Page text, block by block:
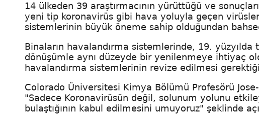
14 ülkeden 39 araştırmacının yürüttüğü ve
yeni tip koronavirüs gibi hava yoluyla geçen
sistemlerinin büyük öneme sahip olduğundan
Binaların havalandırma sistemlerinde, 19.
dönüşümle aynı düzeyde bir yenilenmeye ihtiyaç
havalandırma sistemlerinin revize edilmesi
Colorado Üniversitesi Kimya Bölümü Profesörü
"Sadece Koronavirüsün değil, solunum yolunu
bulaştığının kabul edilmesini umuyoruz" şeklinde